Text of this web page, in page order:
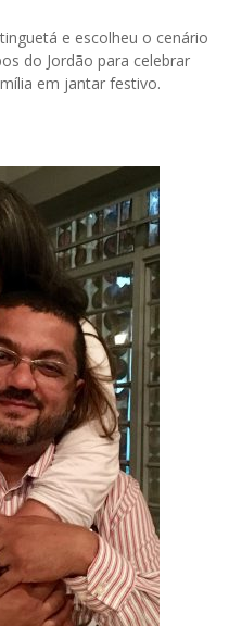
e escolheu o cenário
do Jordão para celebrar
em jantar festivo.